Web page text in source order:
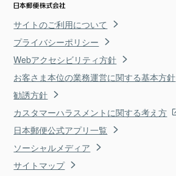
サイトのご利用について
プライバシーポリシー
Webアクセシビリティ方針
お客さま本位の業務運営に関する基本方針
勧誘方針
カスタマーハラスメントに関する考え方
日本郵便公式アプリ一覧
ソーシャルメディア
サイトマップ